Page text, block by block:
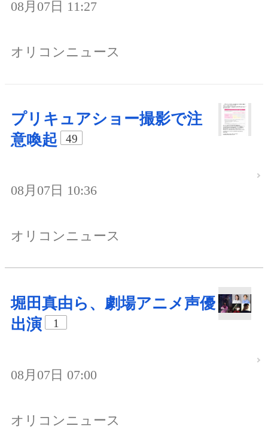
08月07日 11:27
オリコンニュース
プリキュアショー撮影で注
意喚起
49
08月07日 10:36
オリコンニュース
堀田真由ら、劇場アニメ声優
出演
1
08月07日 07:00
オリコンニュース